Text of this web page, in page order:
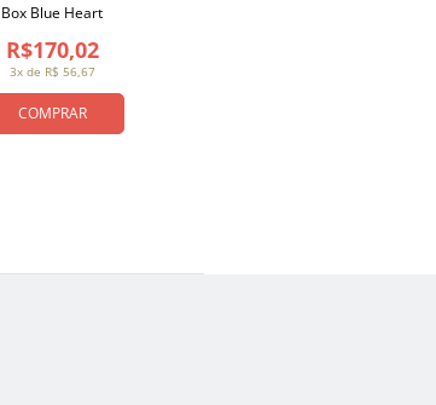
COMPRAR
3x de R$ 56,67
R$170,02
Box Blue Heart